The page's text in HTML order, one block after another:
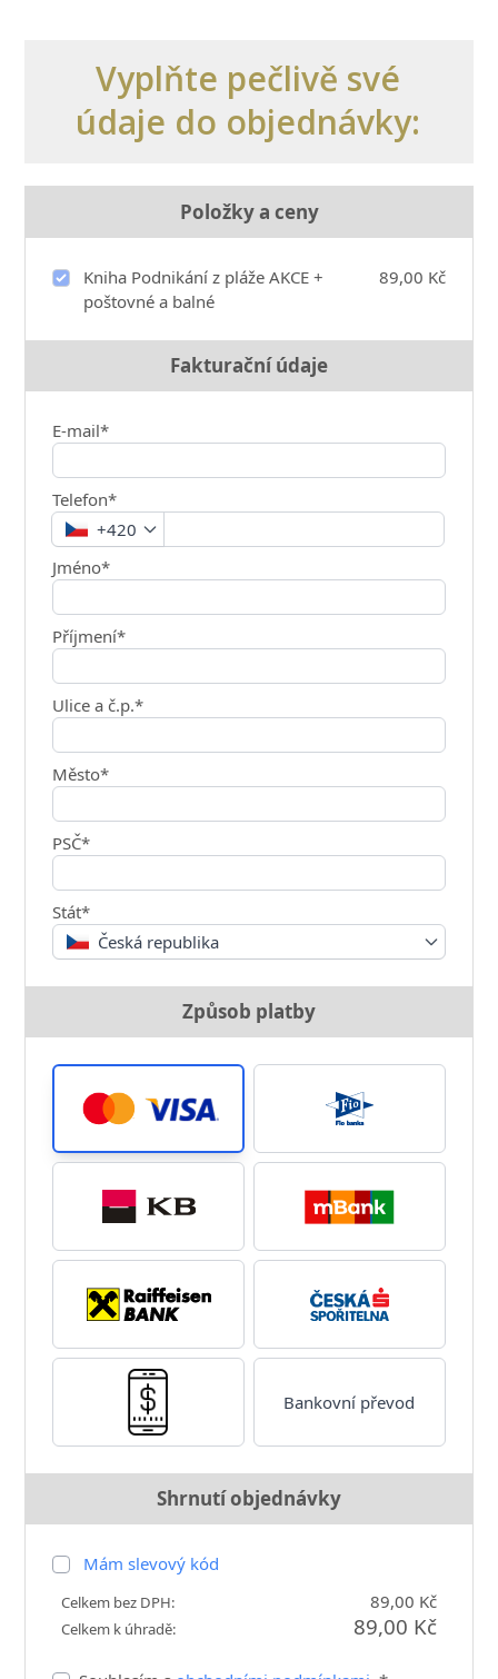
Vyplňte pečlivě své
údaje do objednávky:
Položky a ceny
Kniha Podnikání z pláže AKCE +
poštovné a balné
89,00 Kč
Fakturační údaje
E-mail*
Telefon*
+420
Jméno*
Příjmení*
Ulice a č.p.*
Město*
PSČ*
Stát*
Česká republika
Způsob platby
Bankovní převod
Shrnutí objednávky
Mám slevový kód
Celkem bez DPH: 89,00 Kč
Celkem k úhradě: 89,00 Kč